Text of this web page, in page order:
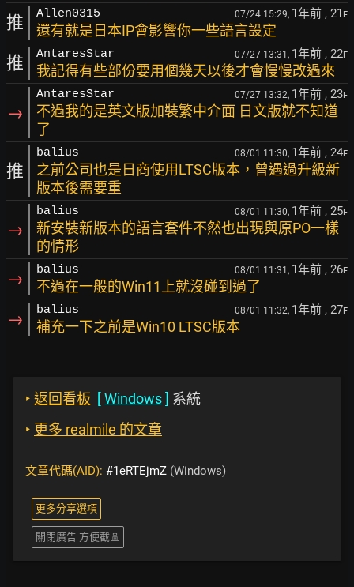
推 Allen0315 07/24 15:29, 1年前 , 21 F
還有就是日本IP會影響你一些語言設定
推 AntaresStar 07/27 13:31, 1年前 , 22F
我記得有些部份要用個幾天以後才會慢慢改過來
→
AntaresStar 07/27 13:32, 1年前 , 23F
不過我的是英文版加裝繁中介面 日文版就不知道
了
推
balius 08/01 11:30, 1年前 , 24F
之前公司也是日商使用LTSC版本，曾遇過升級新
版本後需要重
→
balius 08/01 11:30, 1年前 , 25F
新安裝新版本的語言套件不然也出現與原PO一樣
的情形
→ balius 08/01 11:31, 1年前 , 26F
不過在一般的Win11上就沒碰到過了
→ balius 08/01 11:32, 1年前 , 27F
補充一下之前是Win10 LTSC版本
‣ 返回看板 [Windows] 系統
‣ 更多 realmile 的文章
文章代碼(AID): #1eRTEjmZ (Windows)
更多分享選項
關閉廣告 方便截圖